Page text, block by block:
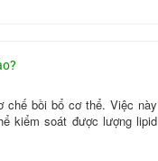
chế bồi bổ cơ thể. Việc này
kiểm soát được lượng lipid